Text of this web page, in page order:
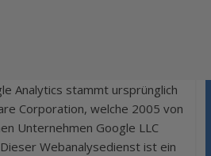
Analytics stammt ursprünglich
Corporation, welche 2005 von
Unternehmen Google LLC
Webanalysedienst ist ein